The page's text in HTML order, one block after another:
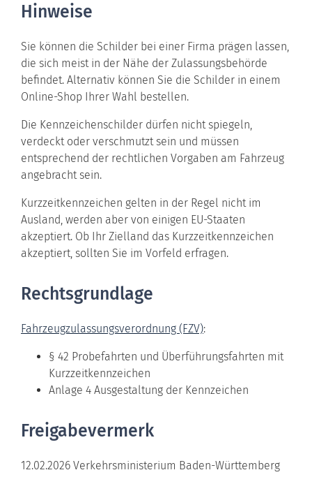
Hinweise
Sie können die Schilder bei einer Firma prägen lassen,
die sich meist in der Nähe der Zulassungsbehörde
befindet. Alternativ können Sie die Schilder in einem
Online-Shop Ihrer Wahl bestellen.
Die Kennzeichenschilder dürfen nicht spiegeln,
verdeckt oder verschmutzt sein und müssen
entsprechend der rechtlichen Vorgaben am Fahrzeug
angebracht sein.
Kurzzeitkennzeichen gelten in der Regel nicht im
Ausland, werden aber von einigen EU-Staaten
akzeptiert. Ob Ihr Zielland das Kurzzeitkennzeichen
akzeptiert, sollten Sie im Vorfeld erfragen.
Rechtsgrundlage
Fahrzeugzulassungsverordnung (FZV):
§ 42 Probefahrten und Überführungsfahrten mit
Kurzzeitkennzeichen
Anlage 4 Ausgestaltung der Kennzeichen
Freigabevermerk
12.02.2026 Verkehrsministerium Baden-Württemberg